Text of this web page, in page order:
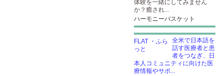
体験を一緒にしてみません
か？癒され...
ハーモニーバスケット
全米で日本語を
話す医療者と患
者をつなぎ、日
本人コミュニティに向けた医
療情報やサポ...